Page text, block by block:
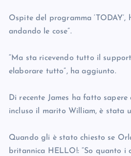
Ospite del programma
andando le cose”.
“Ma sta ricevendo tutto il
elaborare tutto”, ha aggiunto.
Di recente James ha fatto
incluso il marito William, è stata
Quando gli è stato chiesto se
britannica HELLO!: “So quanto